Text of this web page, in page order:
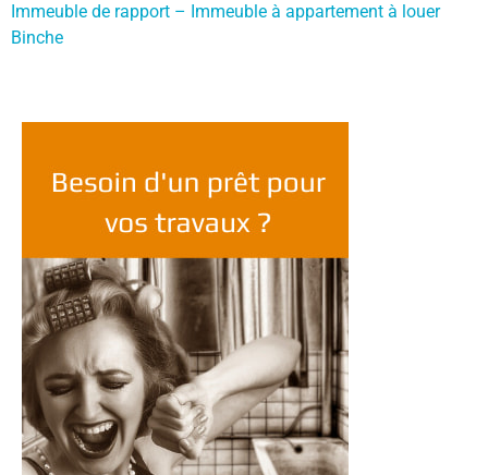
Immeuble de rapport – Immeuble à appartement à louer
Binche